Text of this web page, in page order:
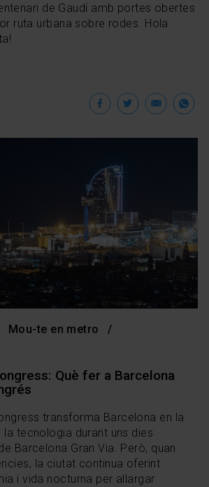
de Gaudí amb portes obertes
ruta urbana sobre rodes. Hola
Facebook
Twitter
Mou-te en metro
Què fer a Barcelona
transforma Barcelona en la
la tecnologia durant uns dies
Barcelona Gran Via. Però, quan
la ciutat continua oferint
i vida nocturna per allargar